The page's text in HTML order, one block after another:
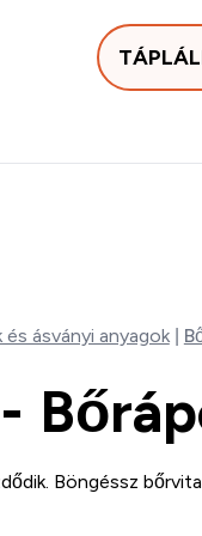
ásványi anyagok
Böngéssz